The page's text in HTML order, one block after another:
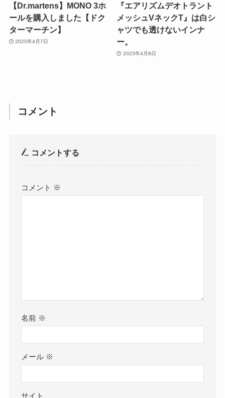
【Dr.martens】MONO 3ホ
ールを購入しました【ドク
ターマーチン】
2025年4月7日
『エアリズムデオトラント
メッシュVネックT』は白シ
ャツでも透けないインナ
ー。
2023年4月8日
コメント
コメントする
コメント ※
名前 ※
メール ※
サイト